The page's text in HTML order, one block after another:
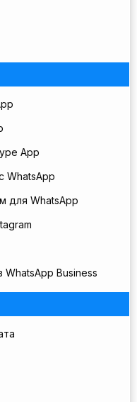
App
WhatsApp
для WhatsApp
Business